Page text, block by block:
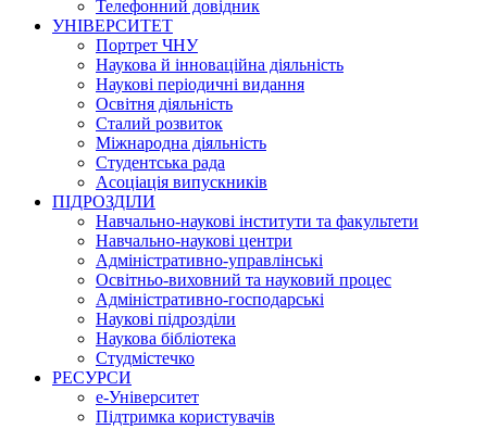
Телефонний довідник
УНІВЕРСИТЕТ
Портрет ЧНУ
Наукова й інноваційна діяльність
Наукові періодичні видання
Освітня діяльність
Сталий розвиток
Міжнародна діяльність
Студентська рада
Асоціація випускників
ПІДРОЗДІЛИ
Навчально-наукові інститути та факультети
Навчально-наукові центри
Адміністративно-управлінські
Освітньо-виховний та науковий процес
Адміністративно-господарські
Наукові підрозділи
Наукова бібліотека
Студмістечко
РЕСУРСИ
е-Університет
Підтримка користувачів